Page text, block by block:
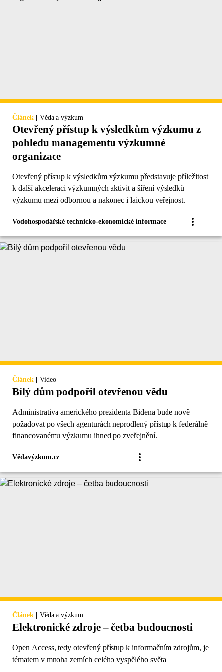
Článek | Věda a výzkum
Otevřený přístup k výsledkům výzkumu z
pohledu managementu výzkumné
organizace
Otevřený přístup k výsledkům výzkumu představuje příležitost
k další akceleraci výzkumných aktivit a šíření výsledků
výzkumu mezi odbornou a nakonec i laickou veřejnost.
Vodohospodářské technicko-ekonomické informace
Článek | Video
Bílý dům podpořil otevřenou vědu
Administrativa amerického prezidenta Bidena bude nově
požadovat po všech agenturách neprodlený přístup k federálně
financovanému výzkumu ihned po zveřejnění.
Vědavýzkum.cz
Článek | Věda a výzkum
Elektronické zdroje – četba budoucnosti
Open Access, tedy otevřený přístup k informačním zdrojům, je
tématem v mnoha zemích celého vyspělého světa.